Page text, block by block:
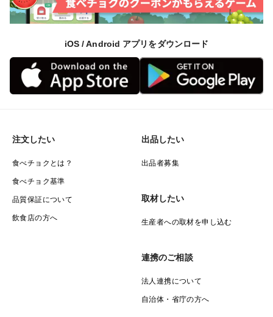
iOS / Android アプリをダウンロード
注文したい
食べチョクとは？
食べチョク基準
品質保証について
飲食店の方へ
出品したい
出品者募集
取材したい
生産者への取材を申し込む
連携のご相談
法人連携について
自治体・省庁の方へ